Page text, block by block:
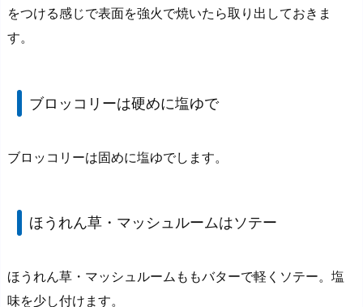
をつける感じで表面を強火で焼いたら取り出しておきま
す。
ブロッコリーは硬めに塩ゆで
ブロッコリーは固めに塩ゆでします。
ほうれん草・マッシュルームはソテー
ほうれん草・マッシュルームももバターで軽くソテー。塩
味を少し付けます。